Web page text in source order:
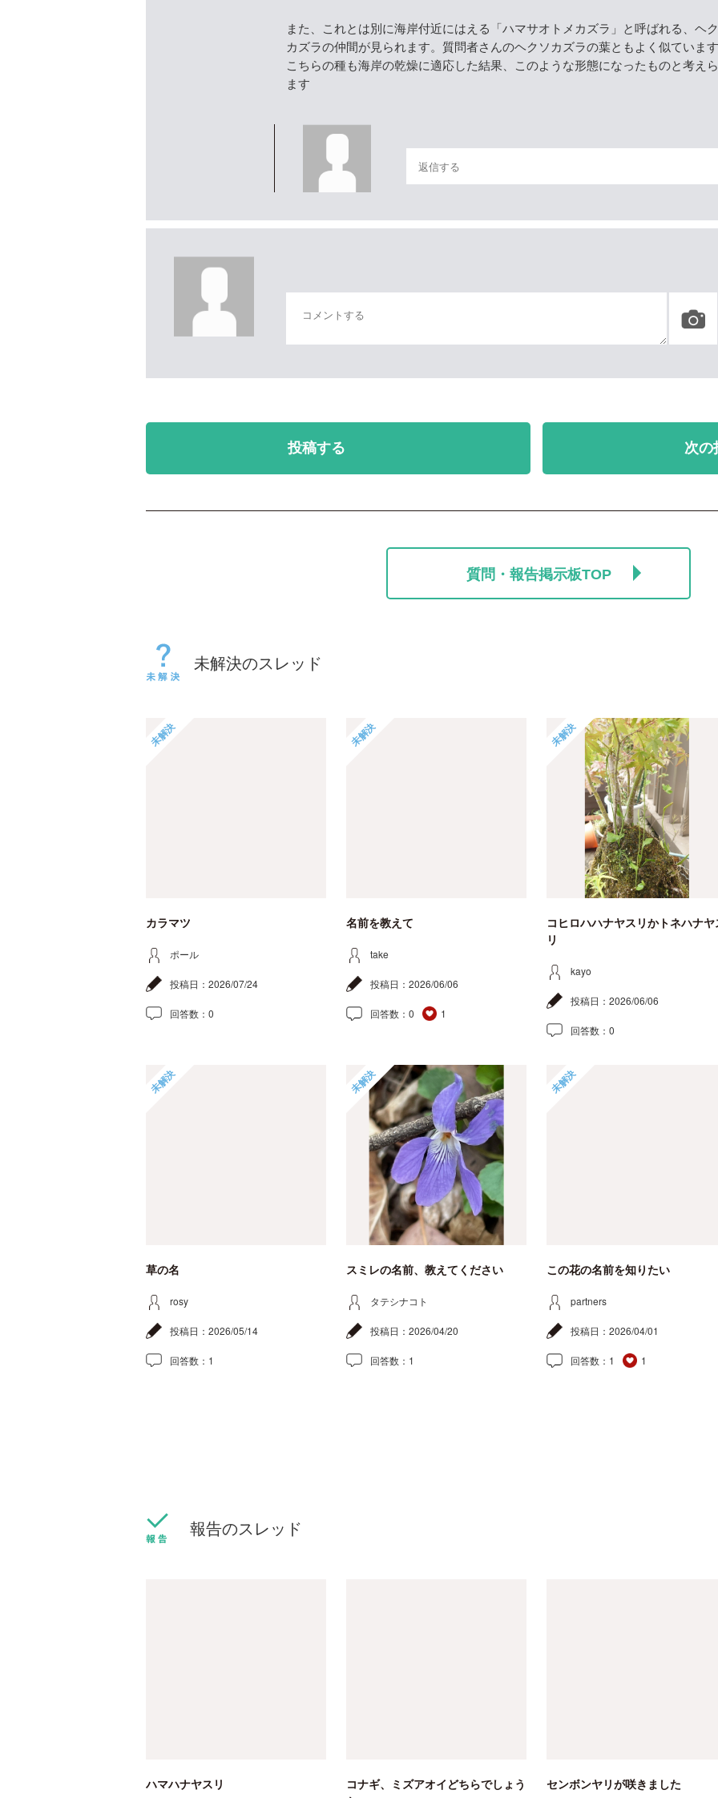
また、これとは別に海岸付近にはえる「ハマサオトメカズラ」と呼ばれる、ヘ
カズラの仲間が見られます。質問者さんのヘクソカズラの葉ともよく似ていま
こちらの種も海岸の乾燥に適応した結果、このような形態になったものと考え
ます
投稿する 次の
質問・報告掲示板TOP
未解決のスレッド
未解決
カラマツ
ポール
投稿日： 2026/07/24
回答数： 0
未解決
名前を教えて
take
投稿日： 2026/06/06
回答数： 0 1
未解決
コヒロハハナヤスリかトネハナヤ
リ
kayo
投稿日： 2026/06/06
回答数： 0
未解決
草の名
rosy
投稿日： 2026/05/14
回答数： 1
未解決
スミレの名前、教えてください
タテシナコト
投稿日： 2026/04/20
回答数： 1
未解決
この花の名前を知りたい
partners
投稿日： 2026/04/01
回答数： 1 1
報告のスレッド
ハマハナヤスリ
コナギ、ミズアオイどちらでしょう
センボンヤリが咲きました